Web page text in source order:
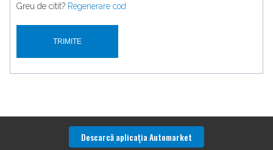
Greu de citit? Regenerare cod
Descarcă aplicaţia Automarket